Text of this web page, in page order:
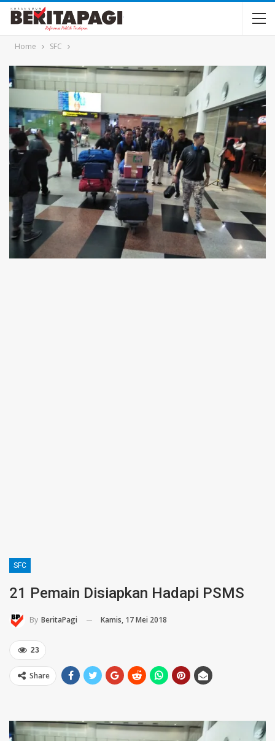
Home SFC
SFC
21 Pemain Disiapkan Hadapi PSMS
By BeritaPagi Kamis, 17 Mei 2018
23
Share